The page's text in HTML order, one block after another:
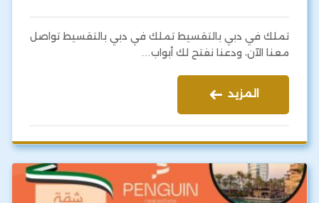
تملك في دبي بالتقسيط تملك في دبي بالتقسيط تواصل
معنا الآن، ودعنا نفتح لك أبواب…
المزيد